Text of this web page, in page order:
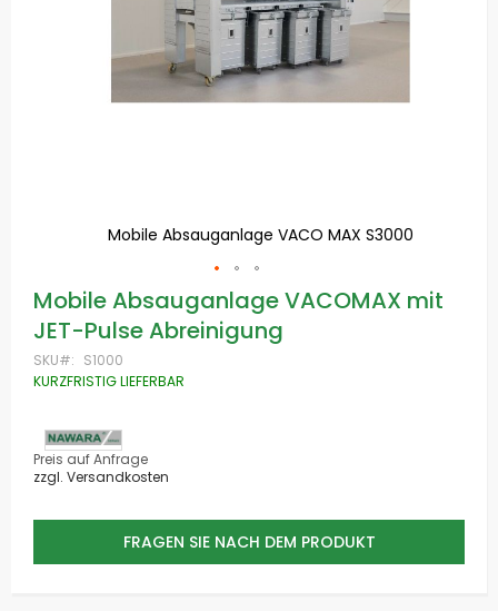
Mobile Absauganlage VACO MAX S3000
Zum
Anfang
der
springen
Mobile Absauganlage VACOMAX mit
JET-Pulse Abreinigung
SKU
S1000
KURZFRISTIG LIEFERBAR
Preis auf Anfrage
zzgl. Versandkosten
FRAGEN SIE NACH DEM PRODUKT